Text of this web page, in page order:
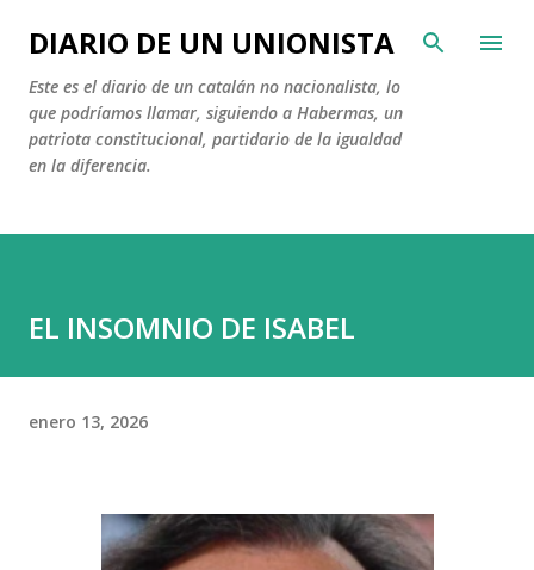
Ir al contenido principal
DIARIO DE UN UNIONISTA
Este es el diario de un catalán no nacionalista, lo
que podríamos llamar, siguiendo a Habermas, un
patriota constitucional, partidario de la igualdad
en la diferencia.
EL INSOMNIO DE ISABEL
enero 13, 2026